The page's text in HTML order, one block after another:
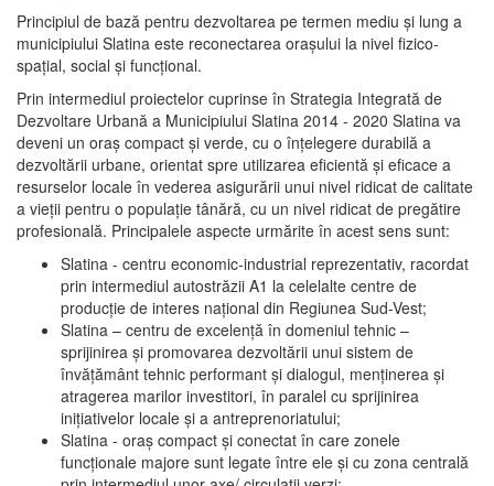
Principiul de bază pentru dezvoltarea pe termen mediu şi lung a
municipiului Slatina este reconectarea oraşului la nivel fizico-
spaţial, social şi funcţional.
Prin intermediul proiectelor cuprinse în Strategia Integrată de
Dezvoltare Urbană a Municipiului Slatina 2014 - 2020 Slatina va
deveni un oraş compact şi verde, cu o înţelegere durabilă a
dezvoltării urbane, orientat spre utilizarea eficientă şi eficace a
resurselor locale în vederea asigurării unui nivel ridicat de calitate
a vieţii pentru o populaţie tânără, cu un nivel ridicat de pregătire
profesională. Principalele aspecte urmărite în acest sens sunt:
Slatina - centru economic-industrial reprezentativ, racordat
prin intermediul autostrăzii A1 la celelalte centre de
producţie de interes naţional din Regiunea Sud-Vest;
Slatina – centru de excelenţă în domeniul tehnic –
sprijinirea şi promovarea dezvoltării unui sistem de
învăţământ tehnic performant şi dialogul, menţinerea şi
atragerea marilor investitori, în paralel cu sprijinirea
iniţiativelor locale şi a antreprenoriatului;
Slatina - oraş compact şi conectat în care zonele
funcţionale majore sunt legate între ele şi cu zona centrală